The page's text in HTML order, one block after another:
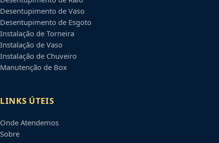
Desentupimento de Vaso
Desentupimento de Esgoto
Instalação de Torneira
Instalação de Vaso
Instalação de Chuveiro
Manutenção de Box
LINKS ÚTEIS
Onde Atendemos
Sobre